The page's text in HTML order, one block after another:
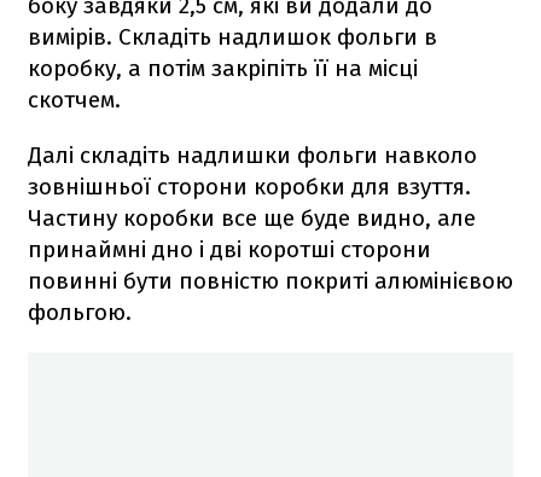
вимірів. Складіть надлишок фольги в
коробку, а потім закріпіть її на місці
скотчем.
Далі складіть надлишки фольги навколо
зовнішньої сторони коробки для взуття.
Частину коробки все ще буде видно, але
принаймні дно і дві коротші сторони
повинні бути повністю покриті алюмінієвою
фольгою.